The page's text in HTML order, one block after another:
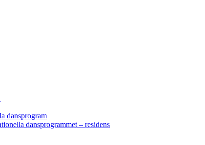
dansprogram
dansprogrammet – residens